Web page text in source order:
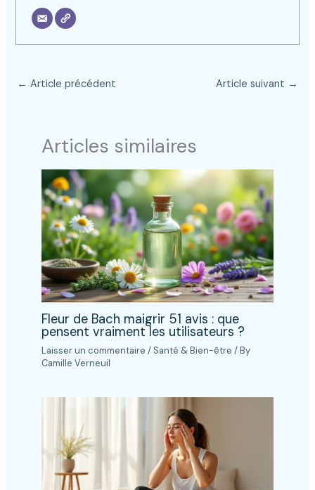
← Article précédent Article suivant →
Articles similaires
Fleur de Bach maigrir 51 avis : que
pensent vraiment les utilisateurs ?
Laisser un commentaire / Santé & Bien-être / By
Camille Verneuil